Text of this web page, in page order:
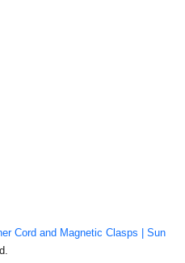
Cord and Magnetic Clasps | Sun